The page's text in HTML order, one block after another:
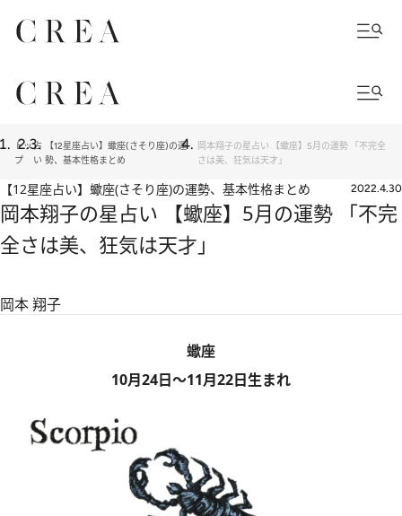
トッ
プ
占
い
【12星座占い】蠍座(さそり座)の運
勢、基本性格まとめ
岡本翔子の星占い 【蠍座】5月の運勢 「不完全
さは美、狂気は天才」
【12星座占い】蠍座(さそり座)の運勢、基本性格まとめ 2022.4.30
岡本翔子の星占い 【蠍座】5月の運勢 「不完
全さは美、狂気は天才」
岡本 翔子
蠍座
10月24日～11月22日生まれ